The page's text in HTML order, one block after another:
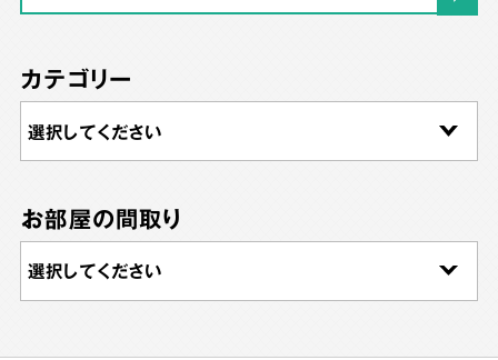
カテゴリー
お部屋の間取り